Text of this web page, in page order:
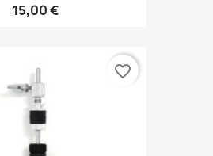
15,00 €
favorite_border